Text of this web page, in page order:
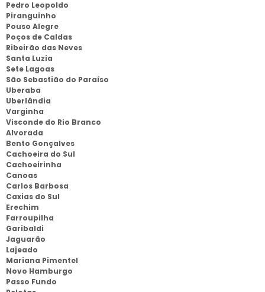
Pedro Leopoldo
Piranguinho
Pouso Alegre
Poços de Caldas
Ribeirão das Neves
Santa Luzia
Sete Lagoas
São Sebastião do Paraíso
Uberaba
Uberlândia
Varginha
Visconde do Rio Branco
Alvorada
Bento Gonçalves
Cachoeira do Sul
Cachoeirinha
Canoas
Carlos Barbosa
Caxias do Sul
Erechim
Farroupilha
Garibaldi
Jaguarão
Lajeado
Mariana Pimentel
Novo Hamburgo
Passo Fundo